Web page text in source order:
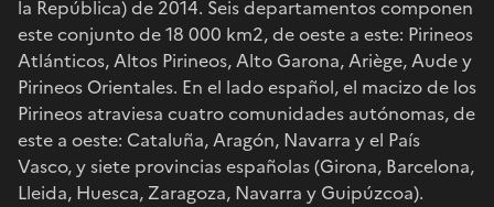
la República) de 2014. Seis departamentos componen
este conjunto de 18 000 km2, de oeste a este: Pirineos
Atlánticos, Altos Pirineos, Alto Garona, Ariège, Aude y
Pirineos Orientales. En el lado español, el macizo de los
Pirineos atraviesa cuatro comunidades autónomas, de
este a oeste: Cataluña, Aragón, Navarra y el País
Vasco, y siete provincias españolas (Girona, Barcelona,
Lleida, Huesca, Zaragoza, Navarra y Guipúzcoa).